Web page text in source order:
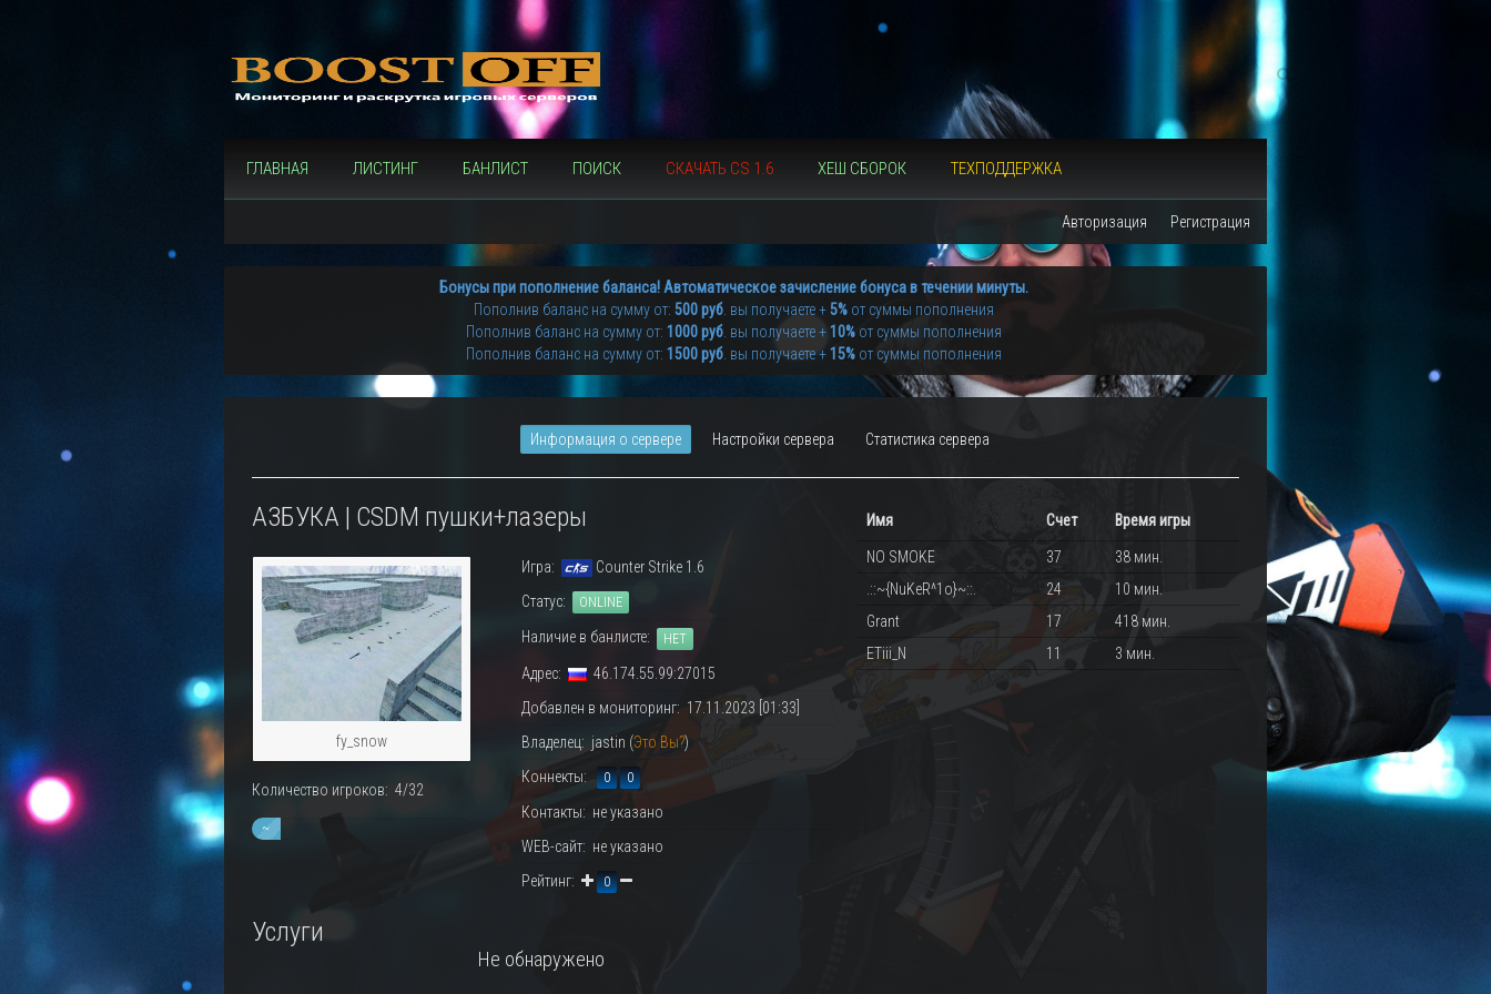
ГЛАВНАЯ ЛИСТИНГ БАНЛИСТ ПОИСК СКАЧАТЬ CS 1.6 ХЕШ СБОРОК ТЕХПОДДЕРЖКА
Авторизация Регистрация
Бонусы при пополнение баланса! Автоматическое зачисление бонуса в течении минуты.
Пополнив баланс на сумму от: 500 руб . вы получаете +5% от суммы пополнения
Пополнив баланс на сумму от: 1000 руб . вы получаете +10% от суммы пополнения
Пополнив баланс на сумму от: 1500 руб . вы получаете +15% от суммы пополнения
Информация о сервере Настройки сервера Статистика сервера
АЗБУКА | CSDM пушки+лазеры
fy_snow
Количество игроков: 4/32
~
Игра:
Counter Strike 1.6
Статус:
ONLINE
Наличие в банлисте: НЕТ
Адрес:
46.174.55.99:27015
Добавлен в мониторинг: 17.11.2023 [01:33]
Владелец: jastin (Это Вы?)
Коннекты: 0 0
Контакты: не указано
WEB-сайт: не указано
Рейтинг:
0
Услуги
Не обнаружено
Имя Счет Время игры
NO SMOKE 37
38 мин.
.::~{NuKeR^1o}~::.
24
10 мин.
Grant
17
418 мин.
ETiii_N
11 3 мин.